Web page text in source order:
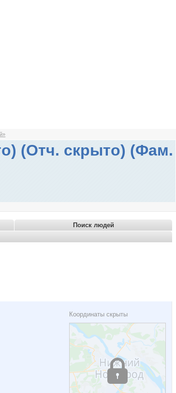
(Отч. скрыто) (Фам.
Поиск людей
Координаты скрыты